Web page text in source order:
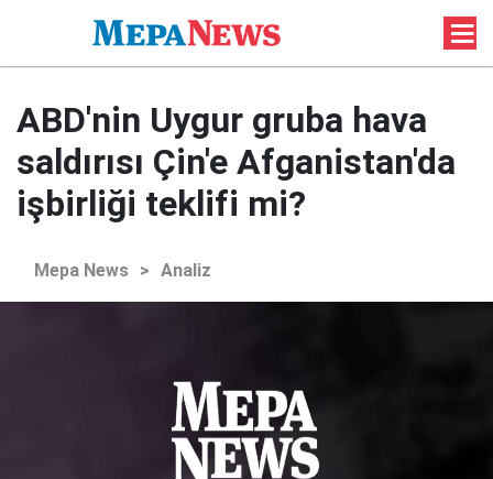
ABD'nin Uygur gruba hava
saldırısı Çin'e Afganistan'da
işbirliği teklifi mi?
Mepa News > Analiz